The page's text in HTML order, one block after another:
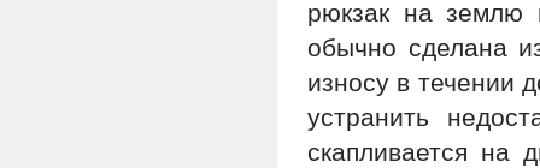
рюкзак на землю
обычно сделана
износу в течении
устранить
скапливается на